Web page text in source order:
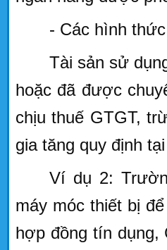
- Các hình
Tài sản sử
hoặc đã được
chịu thuế GTGT,
gia tăng quy định
Ví dụ 2:
máy móc thiết bị
hợp đồng tín dụng,